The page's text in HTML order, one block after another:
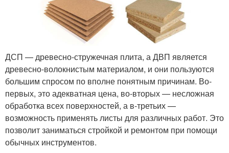
ДСП — древесно-стружечная плита, а ДВП является
древесно-волокнистым материалом, и они пользуются
большим спросом по вполне понятным причинам. Во-
первых, это адекватная цена, во-вторых — несложная
обработка всех поверхностей, а в-третьих —
возможность применять листы для различных работ. Это
позволит заниматься стройкой и ремонтом при помощи
обычных инструментов.